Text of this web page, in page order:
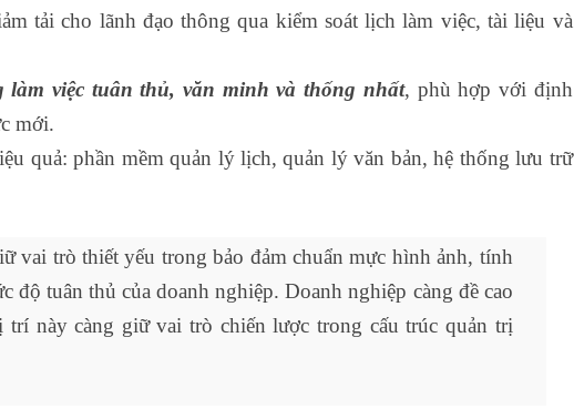
tải cho lãnh đạo thông qua kiểm soát lịch làm việc, tài liệu và
làm việc tuân thủ, văn minh và thống nhất, phù hợp với định
mới.
quả: phần mềm quản lý lịch, quản lý văn bản, hệ thống lưu trữ
vai trò thiết yếu trong bảo đảm chuẩn mực hình ảnh, tính
độ tuân thủ của doanh nghiệp. Doanh nghiệp càng đề cao
này càng giữ vai trò chiến lược trong cấu trúc quản trị